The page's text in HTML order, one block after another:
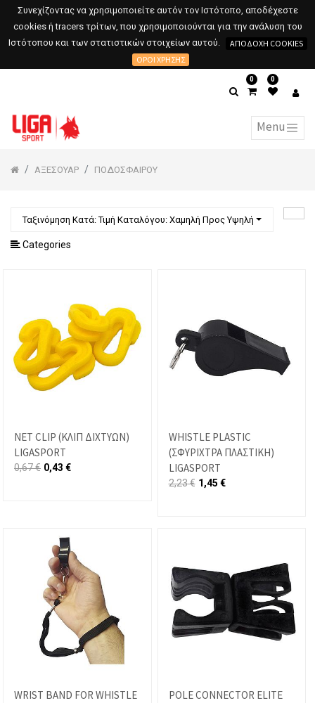
Συνεχίζοντας να χρησιμοποιείτε αυτόν τον Ιστότοπο, αποδέχεστε
cookies ή tracers τρίτων, που χρησιμοποιούνται για την ανάλυση του
Ιστότοπου και των στατιστικών στοιχείων αυτού.
ΑΠΟΔΟΧΉ COOKIES
ΌΡΟΙ ΧΡΉΣΗΣ
0 0
ΑΞΕΣΟΥΑΡ ΠΟΔΟΣΦΑΙΡΟΥ
Ταξινόμηση Κατά: Τιμή Καταλόγου: Χαμηλή Προς Υψηλή
Categories
NET CLIP (ΚΛΙΠ ΔΙΧΤΥΩΝ)
LIGASPORT
0,67€ 0,43 €
WHISTLE PLASTIC
(ΣΦΥΡΙΧΤΡΑ ΠΛΑΣΤΙΚΗ)
LIGASPORT
2,23€ 1,45 €
WRIST BAND FOR WHISTLE
POLE CONNECTOR ELITE